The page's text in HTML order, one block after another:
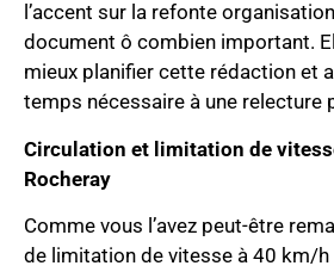
l’accent sur la refonte
document ô combien important.
mieux planifier cette rédaction et
temps nécessaire à une relecture
Circulation et limitation de
Rocheray
Comme vous l’avez peut-être
de limitation de vitesse à 40 km/h